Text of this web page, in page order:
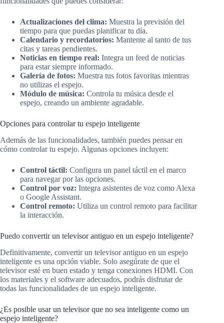
Actualizaciones del clima: Muestra la previsión del
tiempo para que puedas planificar tu día.
Calendario y recordatorios: Mantente al tanto de tus
citas y tareas pendientes.
Noticias en tiempo real: Integra un feed de noticias
para estar siempre informado.
Galería de fotos: Muestra tus fotos favoritas mientras
no utilizas el espejo.
Módulo de música: Controla tu música desde el
espejo, creando un ambiente agradable.
Opciones para controlar tu espejo inteligente
Además de las funcionalidades, también puedes pensar en
cómo controlar tu espejo. Algunas opciones incluyen:
Control táctil: Configura un panel táctil en el marco
para navegar por las opciones.
Control por voz: Integra asistentes de voz como Alexa
o Google Assistant.
Control remoto: Utiliza un control remoto para facilitar
la interacción.
Puedo convertir un televisor antiguo en un espejo inteligente?
Definitivamente, convertir un televisor antiguo en un espejo
inteligente es una opción viable. Solo asegúrate de que el
televisor esté en buen estado y tenga conexiones HDMI. Con
los materiales y el software adecuados, podrás disfrutar de
todas las funcionalidades de un espejo inteligente.
¿Es posible usar un televisor que no sea inteligente como un
espejo inteligente?